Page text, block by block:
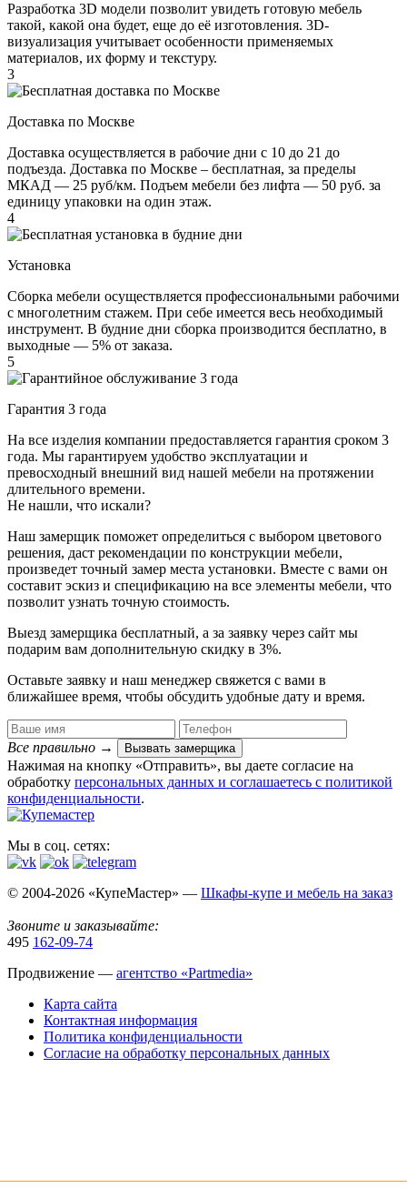
Разработка 3D модели позволит увидеть готовую мебель
такой, какой она будет, еще до её изготовления. 3D-
визуализация учитывает особенности применяемых
материалов, их форму и текстуру.
3
Доставка по Москве
Доставка осуществляется в рабочие дни с 10 до 21 до
подъезда. Доставка по Москве – бесплатная, за пределы
МКАД — 25 руб/км. Подъем мебели без лифта — 50 руб. за
единицу упаковки на один этаж.
4
Установка
Сборка мебели осуществляется профессиональными рабочими
с многолетним стажем. При себе имеется весь необходимый
инструмент. В будние дни сборка производится бесплатно, в
выходные — 5% от заказа.
5
Гарантия 3 года
На все изделия компании предоставляется гарантия сроком 3
года. Мы гарантируем удобство эксплуатации и
превосходный внешний вид нашей мебели на протяжении
длительного времени.
Не нашли, что искали?
Наш замерщик поможет определиться с выбором цветового
решения, даст рекомендации по конструкции мебели,
произведет точный замер места установки. Вместе с вами он
составит эскиз и спецификацию на все элементы мебели, что
позволит узнать точную стоимость.
Выезд замерщика бесплатный, а за заявку через сайт мы
подарим вам дополнительную скидку в 3%.
Оставьте заявку и наш менеджер свяжется с вами в
ближайшее время, чтобы обсудить удобные дату и время.
Все правильно → Вызвать замерщика
Нажимая на кнопку «Отправить», вы даете согласие на
обработку персональных данных​ и соглашаетесь c политикой
конфиденциальности.
Мы в соц. сетях:
© 2004-2026 «КупеМастер» — Шкафы-купе и мебель на заказ
Звоните и заказывайте:
495 162-09-74
Продвижение — агентство «Partmedia»
Карта сайта
Контактная информация
Политика конфиденциальности
Согласие на обработку персональных данных